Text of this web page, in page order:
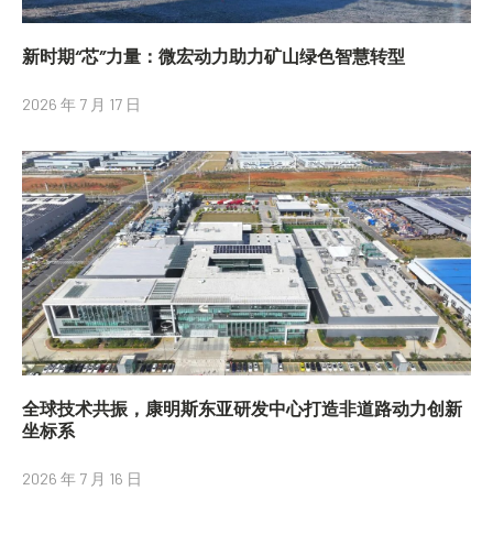
新时期“芯”力量：微宏动力助力矿山绿色智慧转型
2026 年 7 月 17 日
全球技术共振，康明斯东亚研发中心打造非道路动力创新
坐标系
2026 年 7 月 16 日